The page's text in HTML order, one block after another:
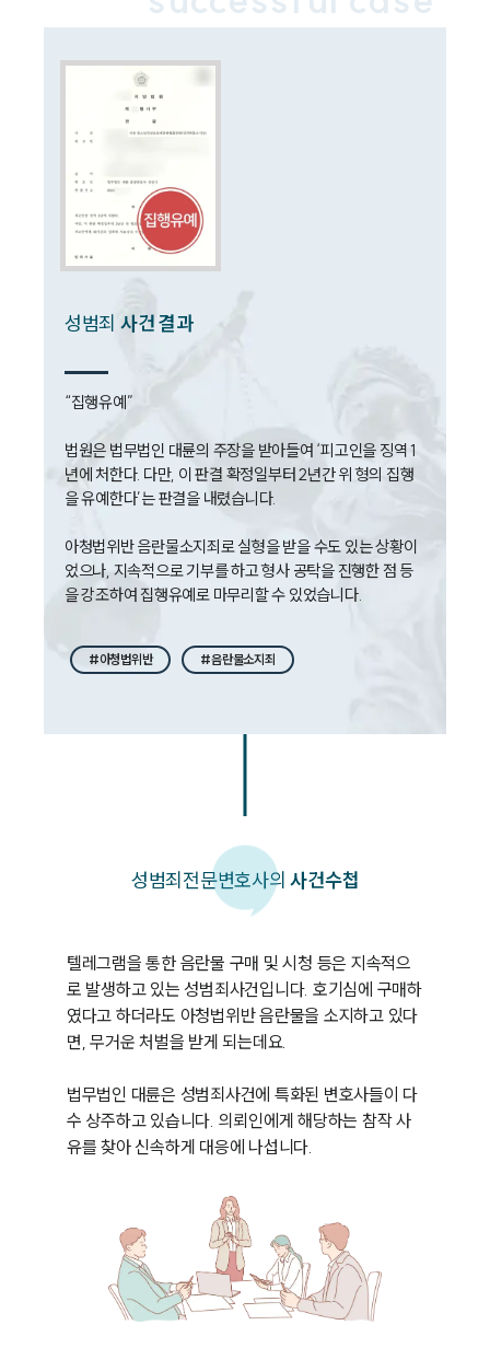
구성원 소개
소식/자료
공지사항
뉴스레터/브로슈어
대륜법률상담예약
대륜법률상담예약
성범죄 사건 결과
“집행유예”
법원은 법무법인 대륜의 주장을 받아들여 ‘피고인을 징역 1
년에 처한다. 다만, 이 판결 확정일부터 2년간 위 형의 집행
을 유예한다’는 판결을 내렸습니다.
아청법위반 음란물소지죄로 실형을 받을 수도 있는 상황이
었으나, 지속적으로 기부를 하고 형사 공탁을 진행한 점 등
을 강조하여 집행유예로 마무리할 수 있었습니다.
#아청법위반 #음란물소지죄
성범죄전문변호사의사건수첩
텔레그램을 통한 음란물 구매 및 시청 등은 지속적으
로 발생하고 있는 성범죄사건입니다. 호기심에 구매하
였다고 하더라도 아청법위반 음란물을 소지하고 있다
면, 무거운 처벌을 받게 되는데요.
법무법인 대륜은 성범죄사건에 특화된 변호사들이 다
수 상주하고 있습니다. 의뢰인에게 해당하는 참작 사
유를 찾아 신속하게 대응에 나섭니다.